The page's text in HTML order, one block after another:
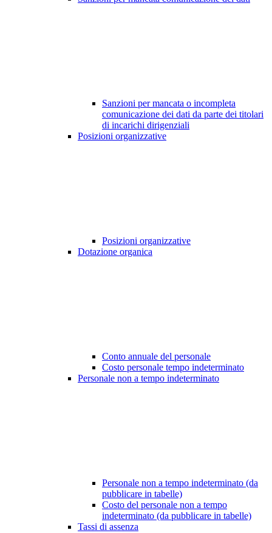
Sanzioni per mancata o incompleta
comunicazione dei dati da parte dei titolari
di incarichi dirigenziali
Posizioni organizzative
Posizioni organizzative
Dotazione organica
Conto annuale del personale
Costo personale tempo indeterminato
Personale non a tempo indeterminato
Personale non a tempo indeterminato (da
pubblicare in tabelle)
Costo del personale non a tempo
indeterminato (da pubblicare in tabelle)
Tassi di assenza